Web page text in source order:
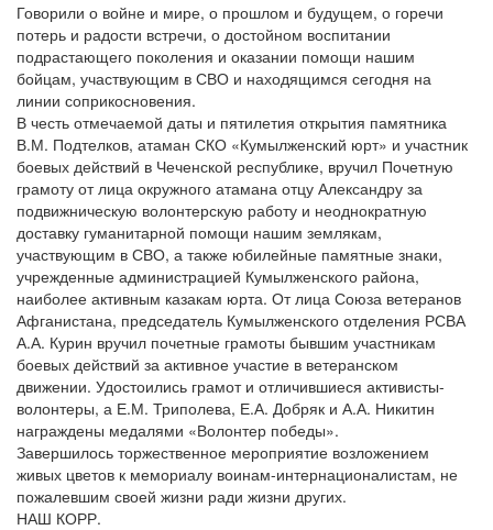
Говорили о войне и мире, о прошлом и будущем, о горечи
потерь и радости встречи, о достойном воспитании
подрастающего поколения и оказании помощи нашим
бойцам, участвующим в СВО и находящимся сегодня на
линии соприкосновения.
В честь отмечаемой даты и пятилетия открытия памятника
В.М. Подтелков, атаман СКО «Кумылженский юрт» и участник
боевых действий в Чеченской республике, вручил Почетную
грамоту от лица окружного атамана отцу Александру за
подвижническую волонтерскую работу и неоднократную
доставку гуманитарной помощи нашим землякам,
участвующим в СВО, а также юбилейные памятные знаки,
учрежденные администрацией Кумылженского района,
наиболее активным казакам юрта. От лица Союза ветеранов
Афганистана, председатель Кумылженского отделения РСВА
А.А. Курин вручил почетные грамоты бывшим участникам
боевых действий за активное участие в ветеранском
движении. Удостоились грамот и отличившиеся активисты-
волонтеры, а Е.М. Триполева, Е.А. Добряк и А.А. Никитин
награждены медалями «Волонтер победы».
Завершилось торжественное мероприятие возложением
живых цветов к мемориалу воинам-интернационалистам, не
пожалевшим своей жизни ради жизни других.
НАШ КОРР.